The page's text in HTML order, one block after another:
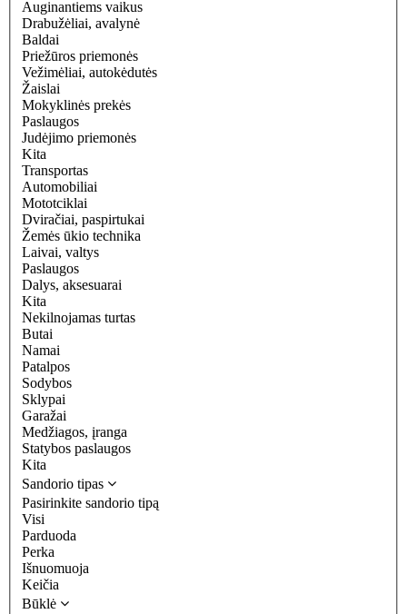
Auginantiems vaikus
Drabužėliai, avalynė
Baldai
Priežūros priemonės
Vežimėliai, autokėdutės
Žaislai
Mokyklinės prekės
Paslaugos
Judėjimo priemonės
Kita
Transportas
Automobiliai
Mototciklai
Dviračiai, paspirtukai
Žemės ūkio technika
Laivai, valtys
Paslaugos
Dalys, aksesuarai
Kita
Nekilnojamas turtas
Butai
Namai
Patalpos
Sodybos
Sklypai
Garažai
Medžiagos, įranga
Statybos paslaugos
Kita
Sandorio tipas
Pasirinkite sandorio tipą
Visi
Parduoda
Perka
Išnuomuoja
Keičia
Būklė